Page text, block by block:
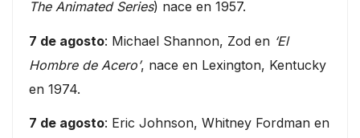
The Animated Series) nace en 1957.
7 de agosto: Michael Shannon, Zod en ‘El
Hombre de Acero’, nace en Lexington, Kentucky
en 1974.
7 de agosto: Eric Johnson, Whitney Fordman en